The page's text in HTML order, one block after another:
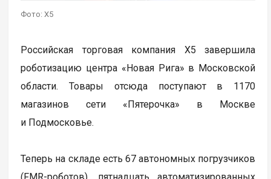
Фото: X5
Российская торговая компания X5 завершила
роботизацию центра «Новая Рига» в Московской
области. Товары отсюда поступают в 1170
магазинов сети «Пятерочка» в Москве
и Подмосковье.
Теперь на складе есть 67 автономных погрузчиков